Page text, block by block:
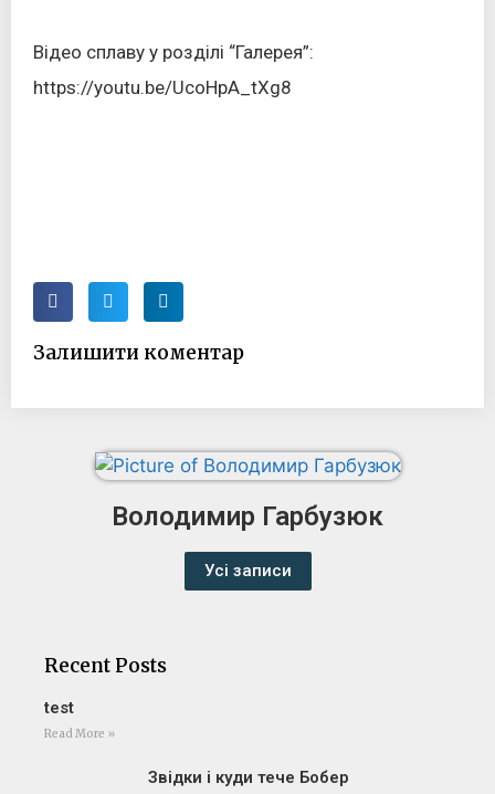
Відео сплаву у розділі “Галерея”:
https://youtu.be/UcoHpA_tXg8
Залишити коментар
Володимир Гарбузюк
Усі записи
Recent Posts
test
Read More »
Звідки і куди тече Бобер